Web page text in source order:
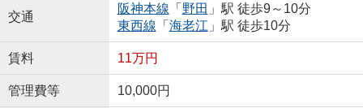
交通
阪神本線 「 野田 」駅 徒歩9～10分
東西線 「 海老江 」駅 徒歩10分
賃料 11万円
管理費等 10,000円